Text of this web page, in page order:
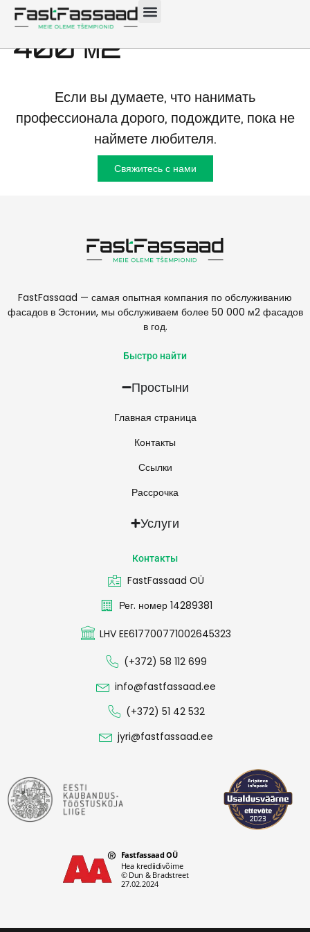
фасадов Таллинн
400 м2
Если вы думаете, что нанимать
профессионала дорого, подождите, пока не
наймете любителя.
Свяжитесь с нами
FastFassaad — самая опытная компания по обслуживанию
фасадов в Эстонии, мы обслуживаем более 50 000 м2 фасадов
в год.
Быстро найти
Простыни
Главная страница
Контакты
Ссылки
Рассрочка
Услуги
Контакты
FastFassaad OÜ
Рег. номер 14289381
LHV EE617700771002645323
(+372) 58 112 699
info@fastfassaad.ee
(+372) 51 42 532
jyri@fastfassaad.ee